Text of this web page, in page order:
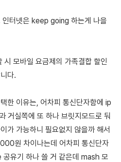
인터넷은 keep going 하는게 나을
시 모바일 요금제의 가족결합 할인
다.
한 이유는, 어차피 통신단자함에 ip
실쪽에 또 하나 브릿지모드로 둬
가 가능하니 필요없지 않을까 해서
원 차이나는데 어차피 통신단자
유기 하나 쓸 거 같은데 mash 모